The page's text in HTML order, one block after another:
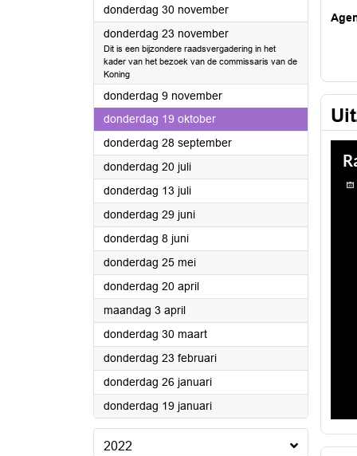
donderdag 30 november2023
donderdag 23 november2023
Dit is een bijzondere raadsvergadering in het
kader van het bezoek van de commissaris van de
Koning
donderdag 9 november2023
donderdag 19 oktober2023
donderdag 28 september2023
donderdag 20 juli2023
donderdag 13 juli2023
donderdag 29 juni2023
donderdag 8 juni2023
donderdag 25 mei2023
donderdag 20 april2023
maandag 3 april2023
donderdag 30 maart2023
donderdag 23 februari2023
donderdag 26 januari2023
donderdag 19 januari2023
2022